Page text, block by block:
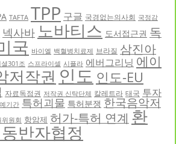
TAFTA TPP 구글 국경없는의사회 국정감
넥사바 노바티스 도서접근권 독
국 바이엘 백혈병치료제 브라질 삼진아
301조 스프라이셀 시플라 에버그리닝 에이
저작권 인도 인도-EU
자료독점권 저작권 신탁단체 칼레트라 태국 투자
기간 특허괴물 특허분쟁 한국음악저
위원회 항암제 허가-특허 연계 환
반자협정